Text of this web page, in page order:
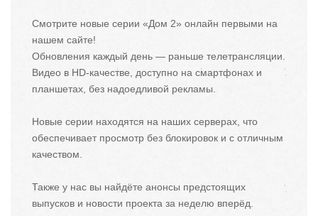
Смотрите новые серии «Дом 2» онлайн первыми на
нашем сайте!
Обновления каждый день — раньше телетрансляции.
Видео в HD-качестве, доступно на смартфонах и
планшетах, без надоедливой рекламы.
Новые серии находятся на наших серверах, что
обеспечивает просмотр без блокировок и с отличным
качеством.
Также у нас вы найдёте анонсы предстоящих
выпусков и новости проекта за неделю вперёд.